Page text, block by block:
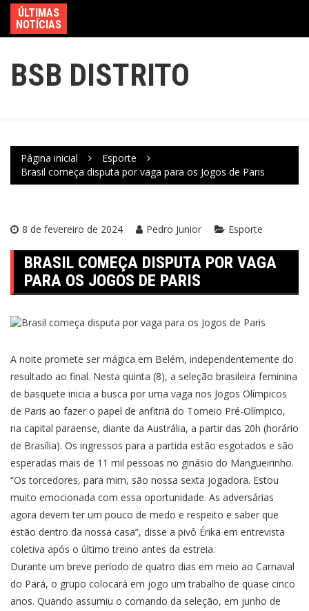
ÚLTIMAS
NOTÍCIAS
BSB DISTRITO
Página inicial
Esporte
Brasil começa disputa por vaga para os Jogos de Paris
8 de fevereiro de 2024 Pedro Junior Esporte
BRASIL COMEÇA DISPUTA POR VAGA
PARA OS JOGOS DE PARIS
A noite promete ser mágica em Belém, independentemente do
resultado ao final. Nesta quinta (8), a seleção brasileira feminina
de basquete inicia a busca por uma vaga nos Jogos Olímpicos
de Paris ao fazer o papel de anfitriã do Torneio Pré-Olímpico,
na capital paraense, diante da Austrália, a partir das 20h (horário
de Brasília). Os ingressos para a partida estão esgotados e são
esperadas mais de 11 mil pessoas no ginásio do Mangueirinho.
“Os torcedores, para mim, são nossa sexta jogadora. Estou
muito emocionada com essa oportunidade. As adversárias
agora devem ter um pouco de medo e respeito e saber que
estão dentro da nossa casa”, disse a pivô Érika em entrevista
coletiva após o último treino antes da estreia.
Durante um breve período de quatro dias em meio ao Carnaval
do Pará, o grupo colocará em jogo um trabalho de quase cinco
anos. Quando assumiu o comando da seleção, em junho de